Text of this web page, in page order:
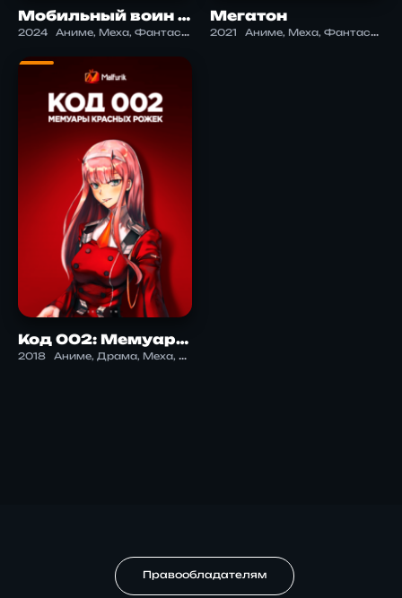
Мобильный воин Гандам: Реквием возмездия
2024 Аниме, Меха, Фантастика, Экшен
Мегатон
2021 Аниме, Меха, Фантастика, Школа, Экшен
Код 002: Мемуары Красных Рожек
2018 Аниме, Драма, Меха, Романтика, Фантастика, Экшен
Правообладателям